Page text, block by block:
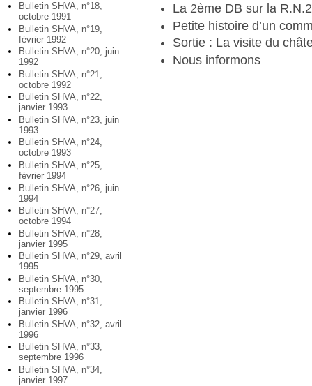
Bulletin SHVA, n°18,
octobre 1991
Bulletin SHVA, n°19,
février 1992
Bulletin SHVA, n°20, juin
1992
Bulletin SHVA, n°21,
octobre 1992
Bulletin SHVA, n°22,
janvier 1993
Bulletin SHVA, n°23, juin
1993
Bulletin SHVA, n°24,
octobre 1993
Bulletin SHVA, n°25,
février 1994
Bulletin SHVA, n°26, juin
1994
Bulletin SHVA, n°27,
octobre 1994
Bulletin SHVA, n°28,
janvier 1995
Bulletin SHVA, n°29, avril
1995
Bulletin SHVA, n°30,
septembre 1995
Bulletin SHVA, n°31,
janvier 1996
Bulletin SHVA, n°32, avril
1996
Bulletin SHVA, n°33,
septembre 1996
Bulletin SHVA, n°34,
janvier 1997
La 2ème DB sur la R.N.2
Petite histoire d’un
Sortie : La visite du
Nous informons